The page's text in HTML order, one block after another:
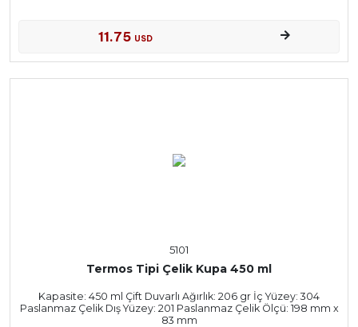
11.75 USD
5101
Termos Tipi Çelik Kupa 450 ml
Kapasite: 450 ml Çift Duvarlı Ağırlık: 206 gr İç Yüzey: 304
Paslanmaz Çelik Dış Yüzey: 201 Paslanmaz Çelik Ölçü: 198 mm x
83 mm